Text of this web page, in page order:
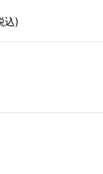
込)